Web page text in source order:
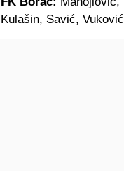
Kulašin, Savić,